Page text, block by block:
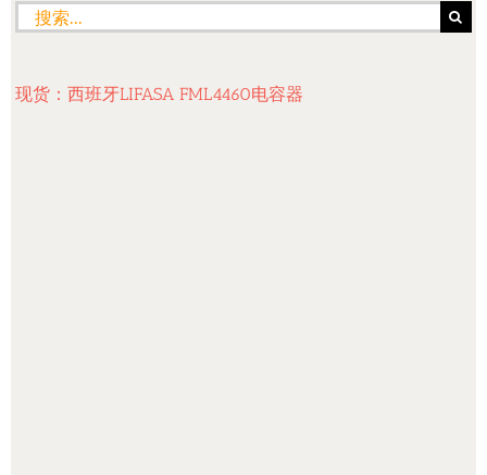
搜
索：
现货：西班牙LIFASA FML4460电容器